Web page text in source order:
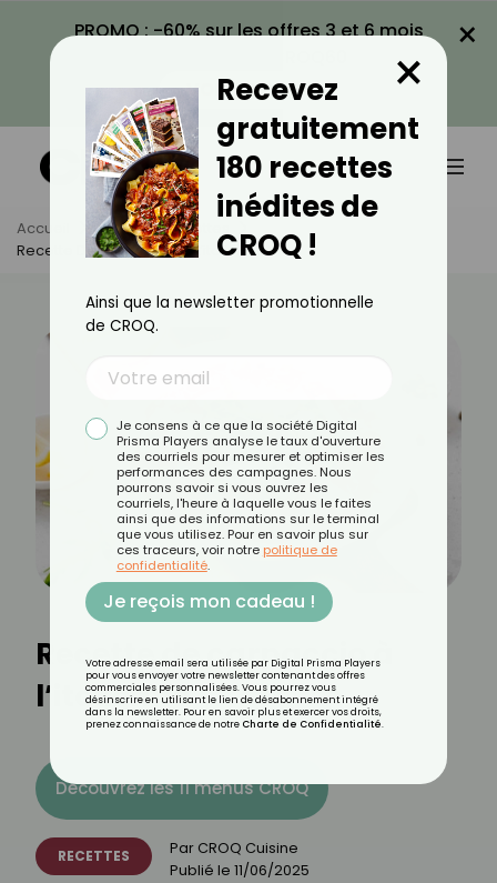
PROMO : -60% sur les offres 3 et 6 mois
VOIR LA PROMO
×
Accueil Actus
Recettes
Recette De Carpaccio À L’italienne
Recette de carpaccio à
l’italienne
Découvrez les 11 menus CROQ
RECETTES Par CROQ Cuisine
Publié le 11/06/2025
Recevez
gratuitement
180 recettes
inédites de
CROQ !
×
Ainsi que la newsletter promotionnelle
de CROQ.
Je consens à ce que la société Digital
Prisma Players analyse le taux d'ouverture
des courriels pour mesurer et optimiser les
performances des campagnes. Nous
pourrons savoir si vous ouvrez les
courriels, l'heure à laquelle vous le faites
ainsi que des informations sur le terminal
que vous utilisez. Pour en savoir plus sur
ces traceurs, voir notre politique de
confidentialité.
Je reçois mon cadeau !
Votre adresse email sera utilisée par Digital Prisma Players
pour vous envoyer votre newsletter contenant des offres
commerciales personnalisées. Vous pourrez vous
désinscrire en utilisant le lien de désabonnement intégré
dans la newsletter. Pour en savoir plus et exercer vos droits,
prenez connaissance de notre Charte de Confidentialité.